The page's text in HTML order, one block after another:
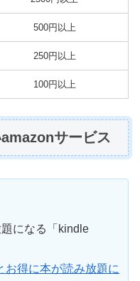
500円以上
250円以上
100円以上
サービス
になる「kindle
お得に本が読み放題に